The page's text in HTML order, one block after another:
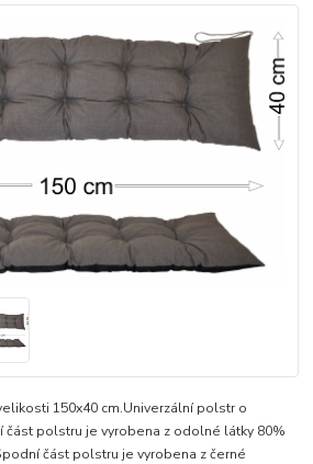
150x40 cm.Univerzální polstr o
část polstru je vyrobena z odolné látky 80%
část polstru je vyrobena z černé